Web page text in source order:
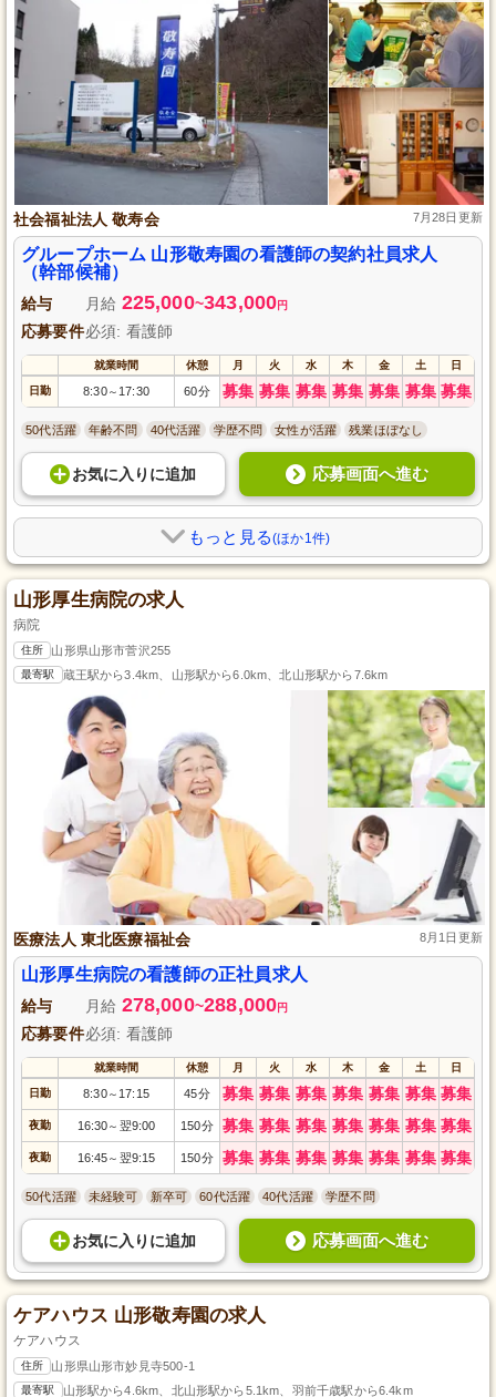
社会福祉法人 敬寿会 7月28日更新
グループホーム 山形敬寿園の看護師の契約社員求人
（幹部候補）
給与 月給 225,000~343,000円
応募要件必須: 看護師
就業時間 休憩 月 火 水 木 金 土 日
日勤 8:30～ 17:30 60分 募集 募集 募集 募集 募集 募集 募集
50代活躍 年齢不問 40代活躍 学歴不問 女性が活躍 残業ほぼなし
お気に入り に追加 応募画面へ進む
もっと見る(ほか1件)
山形厚生病院の求人
病院
住所 山形県山形市菅沢255
最寄駅 蔵王駅から3.4km、山形駅から6.0km、北山形駅から7.6km
医療法人 東北医療福祉会 8月1日更新
山形厚生病院の看護師の正社員求人
給与 月給 278,000~288,000円
応募要件必須: 看護師
就業時間 休憩 月 火 水 木 金 土 日
日勤 8:30～ 17:15 45分 募集 募集 募集 募集 募集 募集 募集
夜勤 16:30～ 翌9:00 150分 募集 募集 募集 募集 募集 募集 募集
夜勤 16:45～ 翌9:15 150分 募集 募集 募集 募集 募集 募集 募集
50代活躍 未経験可 新卒可 60代活躍 40代活躍 学歴不問
お気に入り に追加 応募画面へ進む
ケアハウス 山形敬寿園の求人
ケアハウス
住所 山形県山形市妙見寺500-1
最寄駅 山形駅から4.6km、北山形駅から5.1km、羽前千歳駅から6.4km